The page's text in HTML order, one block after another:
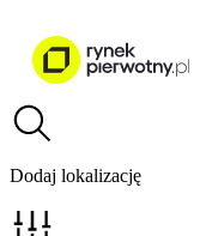
Dodaj lokalizację